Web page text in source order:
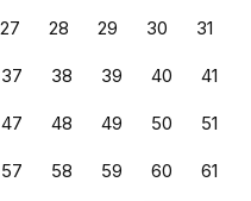
27 28 29 30 31
37 38 39 40 41
47 48 49 50 51
57 58 59 60 61